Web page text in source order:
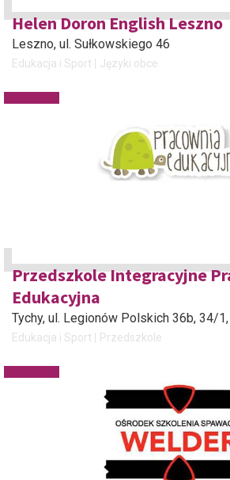
Helen Doron English Leszno
Leszno, ul. Sułkowskiego 46
Edukacja i Sport Języki obce
Przedszkole Integracyjne
Edukacyjna
Tychy, ul. Legionów Polskich 36b, 34/
Edukacja i Sport Przedszkole